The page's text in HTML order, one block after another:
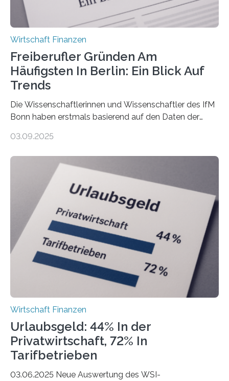
Wirtschaft Finanzen
Freiberufler Gründen Am
Häufigsten In Berlin: Ein Blick Auf
Trends
Die Wissenschaftlerinnen und Wissenschaftler des IfM
Bonn haben erstmals basierend auf den Daten der
Landkreise mit den meisten Gründungen von
ist demnach Berlin. Betrachtet man nur die Gründungen
der Freiberuflerinnen, so liegt Leipzig an der Spitze. In
Berlin starteten in 2024 die meisten Personen in eine
eigene freiberufliche Existenz, dahinter folgten die
Städte Hamburg, München und Köln. Betrachtet man
hingegen die Existenzgründungsintensität – die Anzahl
der freiberuflichen Gründungen je…
03.09.2025
Wirtschaft Finanzen
Urlaubsgeld: 44% In der
Privatwirtschaft, 72% In
Tarifbetrieben
03.06.2025 Neue Auswertung des WSI-